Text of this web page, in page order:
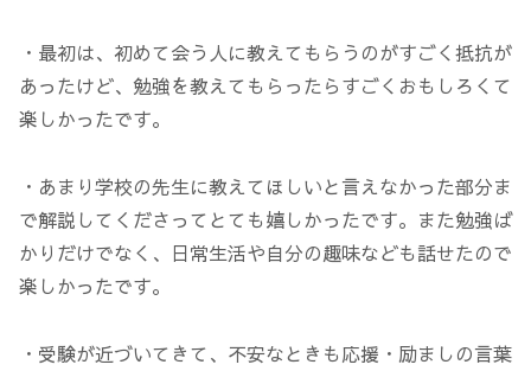
・最初は、初めて会う人に教えてもらうのがすごく抵抗が
あったけど、勉強を教えてもらったらすごくおもしろくて
楽しかったです。
・あまり学校の先生に教えてほしいと言えなかった部分ま
で解説してくださってとても嬉しかったです。また勉強ば
かりだけでなく、日常生活や自分の趣味なども話せたので
楽しかったです。
・受験が近づいてきて、不安なときも応援・励ましの言葉